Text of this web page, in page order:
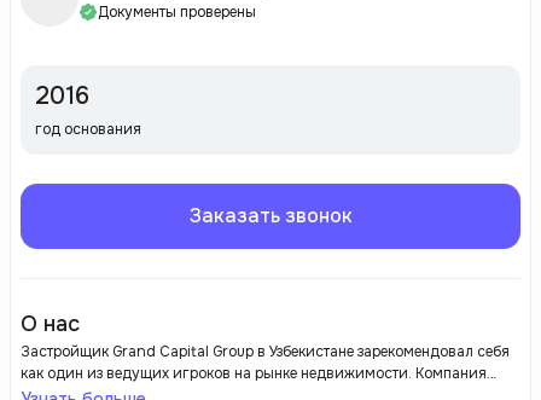
Документы проверены
2016
год основания
Заказать звонок
О нас
Застройщик Grand Capital Group в Узбекистане зарекомендовал себя
как один из ведущих игроков на рынке недвижимости. Компания
активно участвует в ряде крупных строительных проектов,